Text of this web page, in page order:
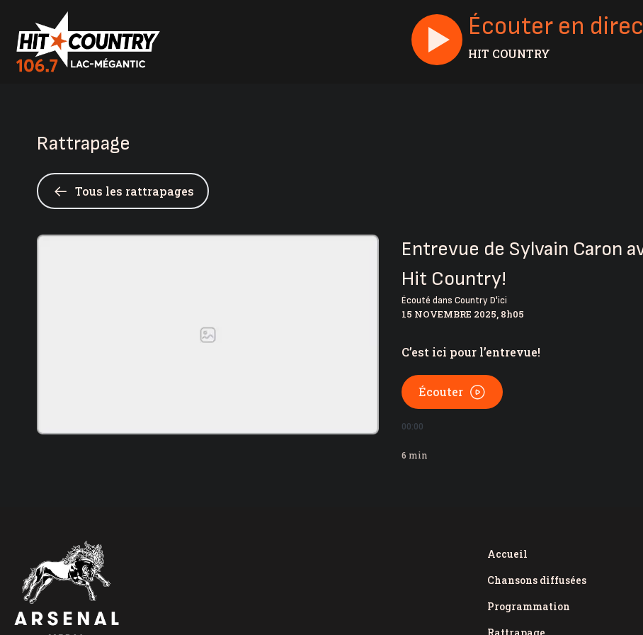
Écouter en
HIT COUNTRY
Rattrapage
Tous les rattrapages
Entrevue de Sylvain Caron
Hit Country!
Écouté dansCountry D'ici
15 NOVEMBRE 2025, 8h05
C’est ici pour l’entrevue!
Écouter
00:00
6 min
Accueil
Chansons diffusées
Programmation